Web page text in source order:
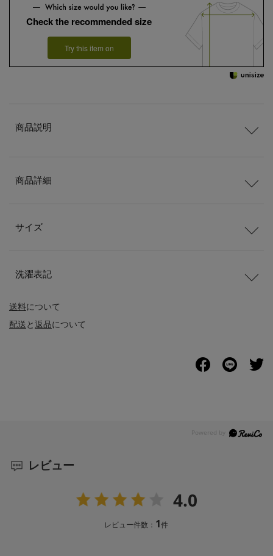
Check the recommended size
Try this item on
送料について
配送と返品について
商品説明
商品詳細
サイズ
洗濯表記
レビュー
4.0
レビュー件数： 1件